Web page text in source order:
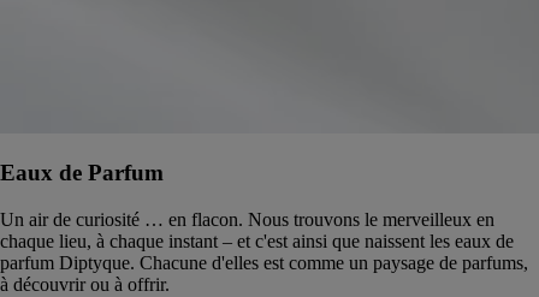
Eaux de Parfum
Un air de curiosité … en flacon. Nous trouvons le merveilleux en
chaque lieu, à chaque instant – et c'est ainsi que naissent les eaux de
parfum Diptyque. Chacune d'elles est comme un paysage de parfums,
à découvrir ou à offrir.